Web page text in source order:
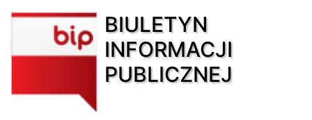
BIULETYN
INFORMACJI
PUBLICZNEJ